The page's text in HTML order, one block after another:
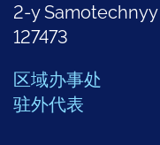
2-y
127473
区域办事处
驻外代表